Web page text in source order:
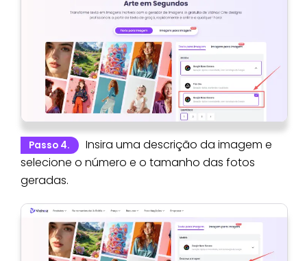
Passo 4.
Insira uma descrição da imagem e
selecione o número e o tamanho das fotos
geradas.